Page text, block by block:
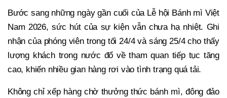
Bước sang những ngày gần cuối của Lễ hội Bánh mì Việt
Nam 2026, sức hút của sự kiện vẫn chưa hạ nhiệt. Ghi
nhận của phóng viên trong tối 24/4 và sáng 25/4 cho thấy
lượng khách trong nước đổ về tham quan tiếp tục tăng
cao, khiến nhiều gian hàng rơi vào tình trạng quá tải.
Không chỉ xếp hàng chờ thưởng thức bánh mì, đông đảo